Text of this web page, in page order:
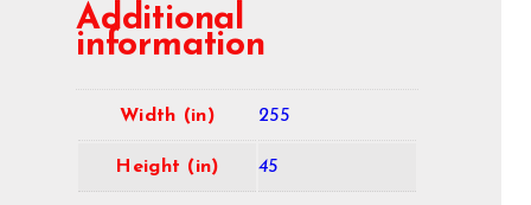
Additional
information
Width (in) 255
Height (in) 45